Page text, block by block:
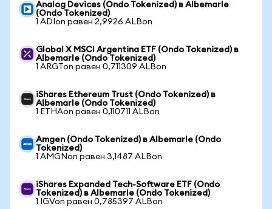
Analog Devices (Ondo Tokenized) в Albemarle
(Ondo Tokenized)
1 ADIon равен 2,9926 ALBon
Global X MSCI Argentina ETF (Ondo Tokenized) в
Albemarle (Ondo Tokenized)
1 ARGTon равен 0,711309 ALBon
iShares Ethereum Trust (Ondo Tokenized) в
Albemarle (Ondo Tokenized)
1 ETHAon равен 0,110711 ALBon
Amgen (Ondo Tokenized) в Albemarle (Ondo
Tokenized)
1 AMGNon равен 3,1487 ALBon
iShares Expanded Tech-Software ETF (Ondo
Tokenized) в Albemarle (Ondo Tokenized)
1 IGVon равен 0,785397 ALBon